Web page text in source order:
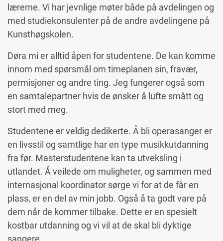
lærerne. Vi har jevnlige møter både på avdelingen og
med studiekonsulenter på de andre avdelingene på
Kunsthøgskolen.
Døra mi er alltid åpen for studentene. De kan komme
innom med spørsmål om timeplanen sin, fravær,
permisjoner og andre ting. Jeg fungerer også som
en samtalepartner hvis de ønsker å lufte smått og
stort med meg.
Studentene er veldig dedikerte. Å bli operasanger er
en livsstil og samtlige har en type musikkutdanning
fra før. Masterstudentene kan ta utveksling i
utlandet. Å veilede om muligheter, og sammen med
internasjonal koordinator sørge vi for at de får en
plass, er en del av min jobb. Også å ta godt vare på
dem når de kommer tilbake. Dette er en spesielt
kostbar utdanning og vi vil at de skal bli dyktige
sangere.